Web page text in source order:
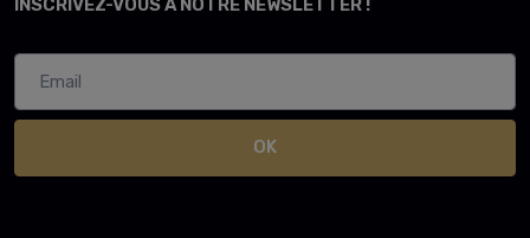
INSCRIVEZ-VOUS À NOTRE NEWSLETTER !
OK